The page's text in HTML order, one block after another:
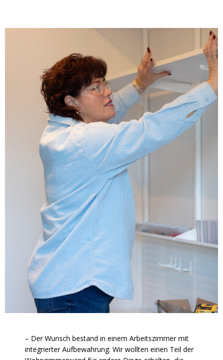
– Der Wunsch bestand in einem Arbeitszimmer mit
integrierter Aufbewahrung. Wir wollten einen Teil der